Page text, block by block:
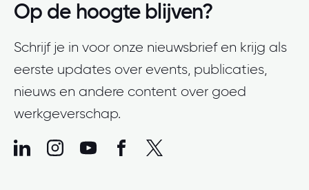
Op de hoogte blijven?
Schrijf je in voor onze nieuwsbrief en krijg als
eerste updates over events, publicaties,
nieuws en andere content over goed
werkgeverschap.